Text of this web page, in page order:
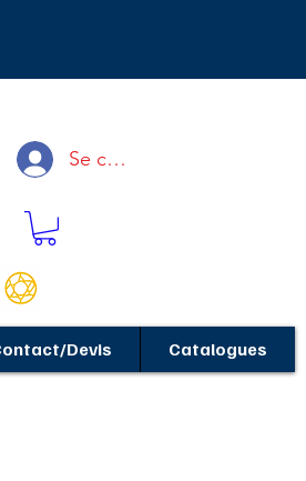
Se connecter
Devis Catalogues